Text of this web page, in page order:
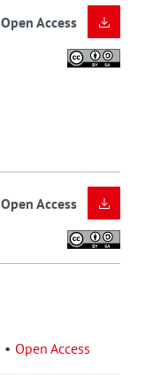
Open Access
Open Access
Open Access